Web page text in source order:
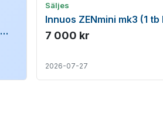
Säljes
Innuos ZENmini mk3 (1 tb
7 000 kr
2026-07-27